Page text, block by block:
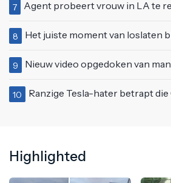
7 Agent probeert vrouw in LA te redden die
8 Het juiste moment van loslaten
9 Nieuw video opgedoken van man die in
10 Ranzige Tesla-hater betrapt die Cybertruck op een
Highlighted